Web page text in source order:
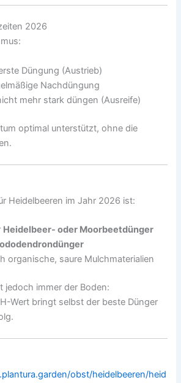
2026
Düngung (Austrieb)
Nachdüngung
mehr stark düngen (Ausreife)
optimal unterstützt, ohne die
Heidelbeeren im Jahr 2026 ist:
Heidelbeer- oder Moorbeetdünger
organische, saure Mulchmaterialien
jedoch immer der Boden:
Wert bringt selbst der beste Dünger
obst/heidelbeeren/heid